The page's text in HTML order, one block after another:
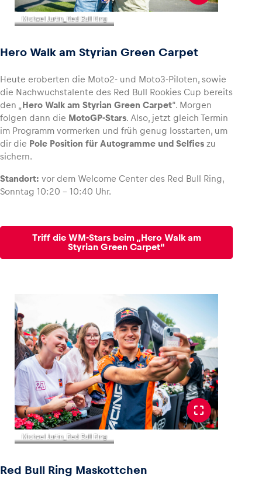
Michael Jurtin_Red Bull Ring
Hero Walk am Styrian Green Carpet
Heute eroberten die Moto2- und Moto3-Piloten, sowie
die Nachwuchstalente des Red Bull Rookies Cup bereits
den „ Hero Walk am Styrian Green Carpet“. Morgen
folgen dann die MotoGP-Stars. Also, jetzt gleich Termin
im Programm vormerken und früh genug losstarten, um
dir die Pole Position für Autogramme und Selfies zu
sichern.
Standort: vor dem Welcome Center des Red Bull Ring,
Sonntag 10:20 – 10:40 Uhr.
Triff die WM-Stars beim „Hero Walk am
Styrian Green Carpet“
Michael Jurtin_Red Bull Ring
Red Bull Ring Maskottchen